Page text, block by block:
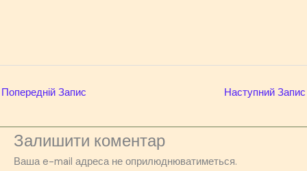
Попередній Запис Наступний Запис
Залишити коментар
Ваша e-mail адреса не оприлюднюватиметься.